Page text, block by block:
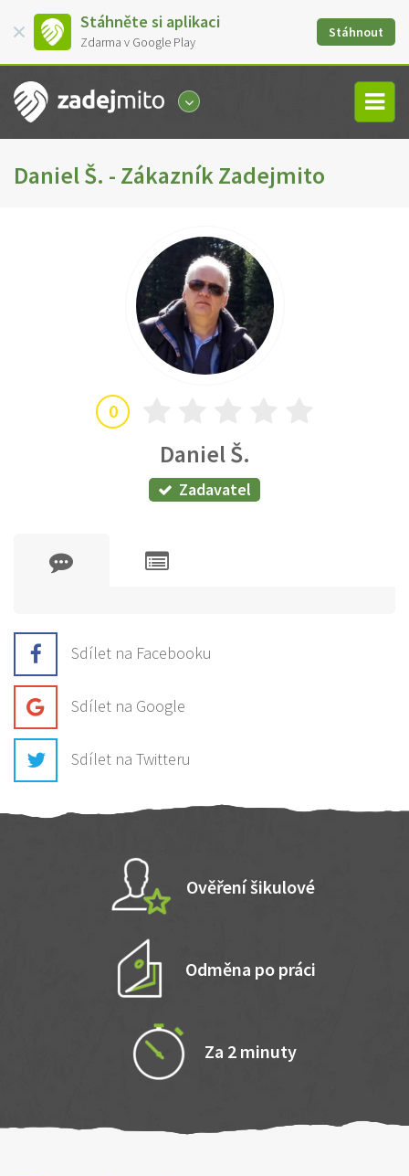
Stáhněte si aplikaci
Zdarma v Google Play
Stáhnout
Daniel Š. - Zákazník Zadejmito
0
Daniel Š.
Zadavatel
Sdílet na Facebooku
Sdílet na Google
Sdílet na Twitteru
Ověření šikulové
Odměna po práci
Za 2 minuty